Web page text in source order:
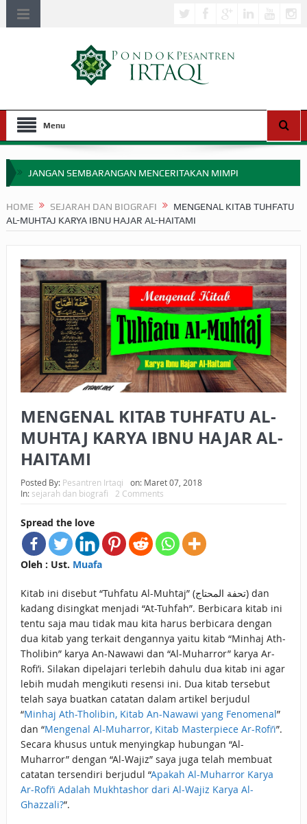
Menu
JANGAN SEMBARANGAN MENCERITAKAN MIMPI
MIMPI YANG DIABAIKAN MENJELANG PERANG BADAR
SEBELUM TIBA SAAT WAJIB?
HAKIKAT NIKMAT DI DUNIA!
BAGAIMANA CARA MEMBAYAR ZAKAT UANG?
UANG HARAM BISA MENJADI HALAL JIKA SEBAB
KEPEMILIKANNYA BERUBAH
BAHASA CINTA KARENA ALLAH
HUKUM MEMBAYAR ZAKAT DENGAN CARA MENGANGSUR
HUKUM MEMBAYAR ZAKAT KEPADA KERABAT SENDIRI
HOME SEJARAH DAN BIOGRAFI
MENGENAL KITAB TUHFATU
AL-MUHTAJ KARYA IBNU HAJAR AL-HAITAMI
MENGENAL KITAB TUHFATU AL-
MUHTAJ KARYA IBNU HAJAR AL-
HAITAMI
Posted By: Pesantren Irtaqi on: Maret 07, 2018
In: sejarah dan biografi 2 Comments
Spread the love
Oleh : Ust. Muafa
Kitab ini disebut “Tuhfatu Al-Muhtaj” (تحفة المحتاج) dan
kadang disingkat menjadi “At-Tuhfah”. Berbicara kitab ini
tentu saja mau tidak mau kita harus berbicara dengan
dua kitab yang terkait dengannya yaitu kitab “Minhaj Ath-
Tholibin” karya An-Nawawi dan “Al-Muharror” karya Ar-
Rofi’i. Silakan dipelajari terlebih dahulu dua kitab ini agar
lebih mudah mengikuti resensi ini. Dua kitab tersebut
telah saya buatkan catatan dalam artikel berjudul
“Minhaj Ath-Tholibin, Kitab An-Nawawi yang Fenomenal”
dan “Mengenal Al-Muharror, Kitab Masterpiece Ar-Rofi’i”.
Secara khusus untuk menyingkap hubungan “Al-
Muharror” dengan “Al-Wajiz” saya juga telah membuat
catatan tersendiri berjudul “Apakah Al-Muharror Karya
Ar-Rofi’i Adalah Mukhtashor dari Al-Wajiz Karya Al-
Ghazzali?”.